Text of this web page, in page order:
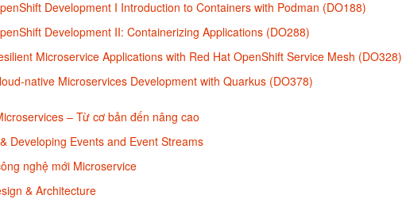
Development I Introduction to Containers with Podman (DO188)
Development II: Containerizing Applications (DO288)
Microservice Applications with Red Hat OpenShift Service Mesh (DO328)
native Microservices Development with Quarkus (DO378)
– Từ cơ bản đến nâng cao
Developing Events and Event Streams
nghệ mới Microservice
& Architecture